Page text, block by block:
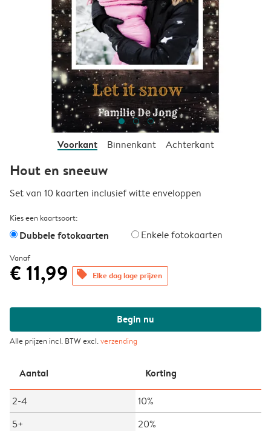
Voorkant Binnenkant Achterkant
Hout en sneeuw
Set van 10 kaarten inclusief witte enveloppen
Kies een kaartsoort:
Dubbele fotokaarten Enkele fotokaarten
Vanaf
€ 11,99 offers Elke dag lage prijzen
Begin nu
Alle prijzen incl. BTW excl.verzending
Aantal Korting
2-4
10%
5+
20%